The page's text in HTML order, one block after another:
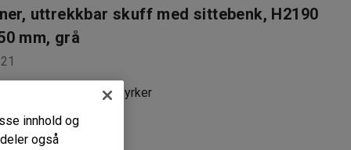
uttrekkbar skuff med sittebenk, H2190
mm, grå
for uniformerte yrker
innhold og
også